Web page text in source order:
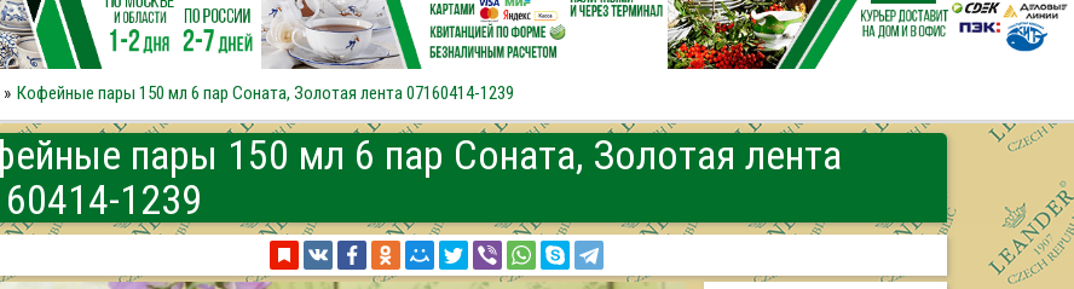
Кофейные пары 150 мл 6 пар Соната, Золотая лента 07160414-1239
пары 150 мл 6 пар Соната, Золотая лента
1239